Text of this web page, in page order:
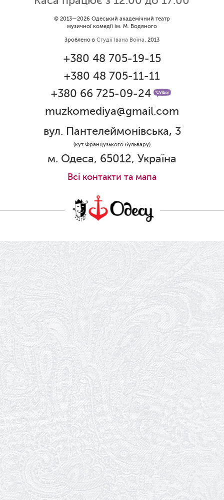
09.06.2026
Вітаємо Ірину Візіренко з
народженням дівчинки!
Дякуємо за свято!
Графік роботи каси 1 червня
Ювілей Олени Редько
Ювілей Станіслава Зайцева
18.05.2026
Шукаємо інженерів і техніків
17.05.2026
Ювілей Валентини Бородіної
13.05.2026
Конкурс на заміщення вакантних
посад
12.05.2026
Ювілей Світлани Коцюренко
10.05.2026
Онлайн-трансляція концерту «Хто
кого?»
09.05.2026
Ювілей Олександра Ланге
08.05.2026
Відновлення мюзиклу «Ханум»
06.05.2026
© 2013—2026 Одеський академічний театр
музичної комедії ім. М. Водяного
Зроблено в Студії Івана Воїна, 2013
+380 48 705-19-15
+380 48 705-11-11
+380 66 725-09-24
muzkomediya@gmail.com
вул. Пантелеймонівська, 3
(кут Французького бульвару)
м. Одеса, 65012, Україна
Всi контакти та мапа